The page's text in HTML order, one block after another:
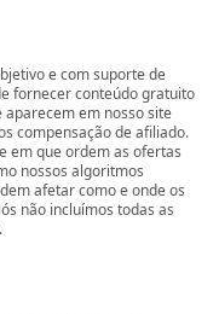
e com suporte de
fornecer conteúdo gratuito
aparecem em nosso site
compensação de afiliado.
em que ordem as ofertas
nossos algoritmos
afetar como e onde os
não incluímos todas as